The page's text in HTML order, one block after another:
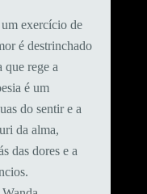
exercício de
é destrinchado
que rege a
é um
do sentir e a
da alma,
das dores e a